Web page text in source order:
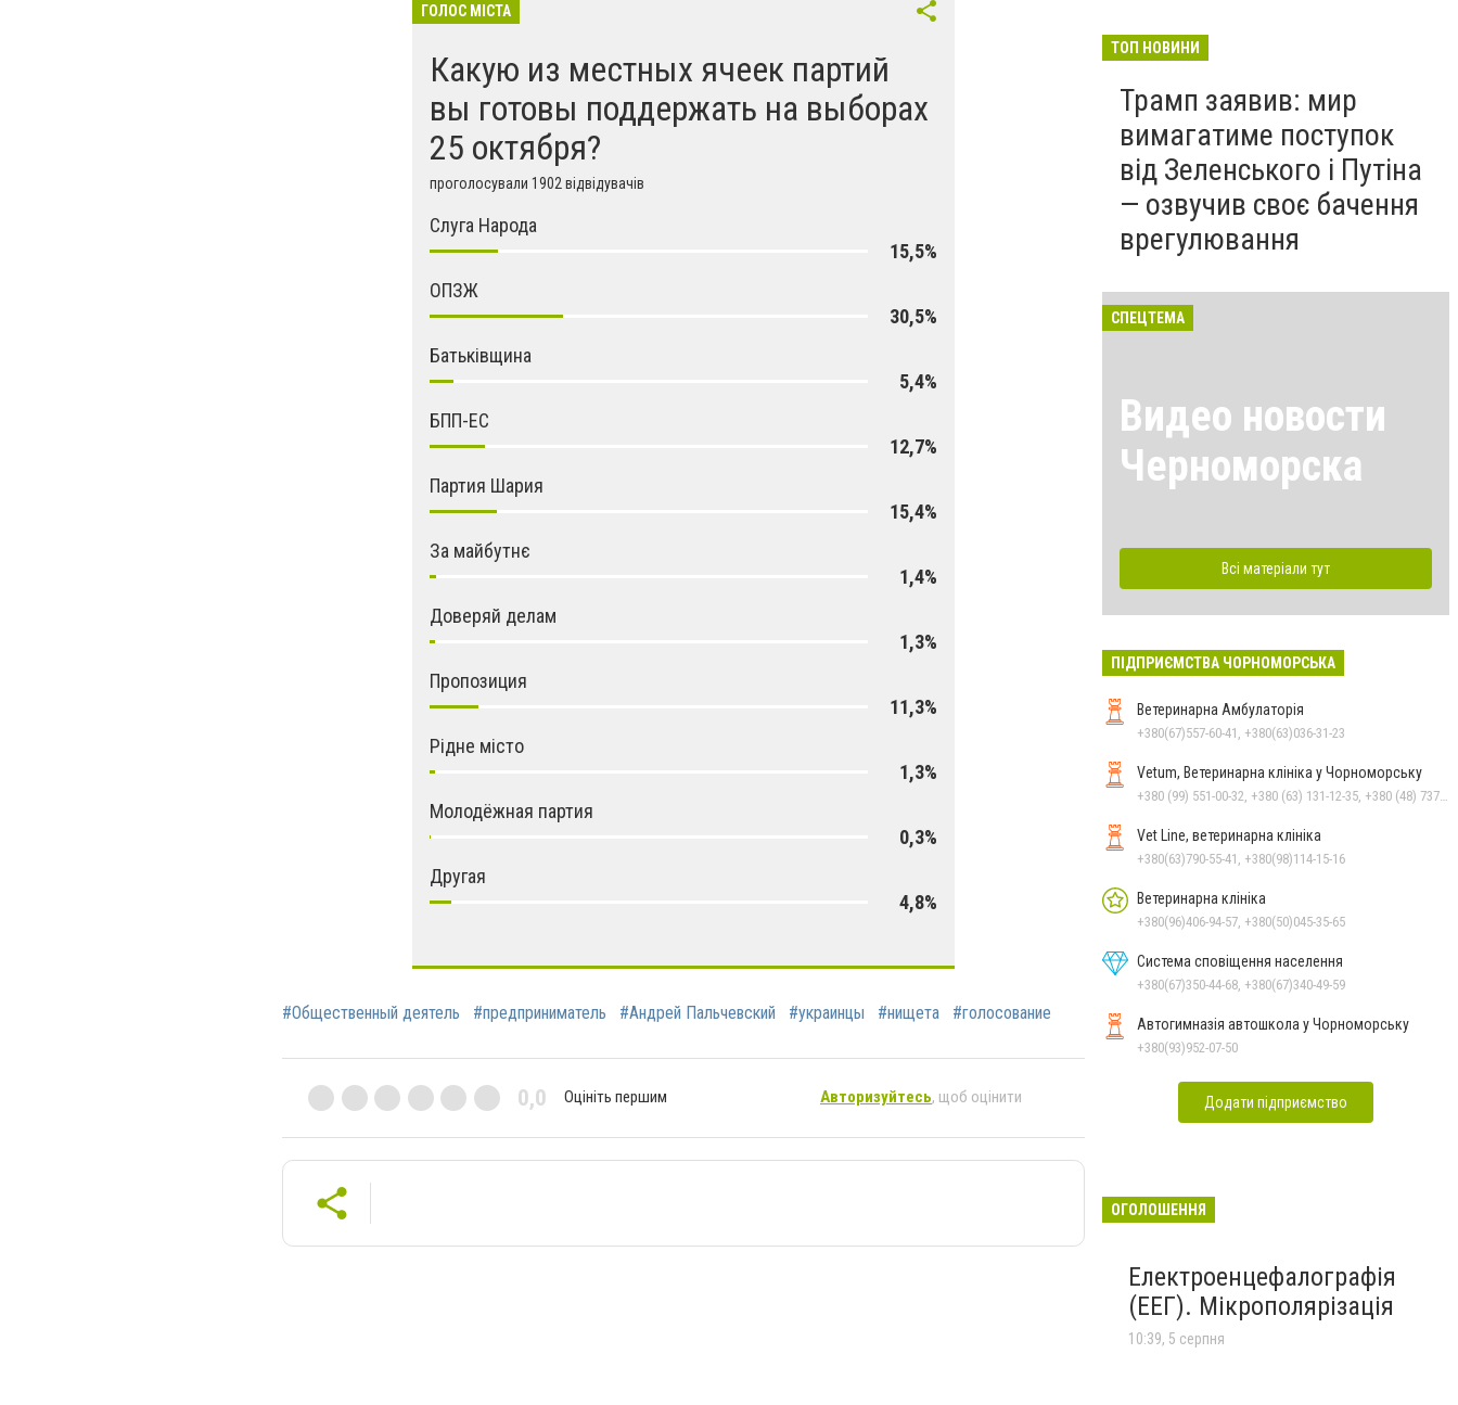
ГОЛОС МІСТА
Какую из местных ячеек партий
вы готовы поддержать на выборах
25 октября?
проголосували 1902 відвідувачів
Слуга Народа
15,5%
ОПЗЖ
30,5%
Батьківщина
5,4%
БПП-ЕС
12,7%
Партия Шария
15,4%
За майбутнє
1,4%
Доверяй делам
1,3%
Пропозиция
11,3%
Рідне місто
1,3%
Молодёжная партия
0,3%
Другая
4,8%
#Общественный деятель #предприниматель #Андрей Пальчевский #украинцы #нищета #голосование
0,0 Оцініть першим Авторизуйтесь, щоб оцінити
ТОП НОВИНИ
Трамп заявив: мир
вимагатиме поступок
від Зеленського і Путіна
— озвучив своє бачення
врегулювання
СПЕЦТЕМА
Видео новости
Черноморска
Всі матеріали тут
ПІДПРИЄМСТВА ЧОРНОМОРСЬКА
Ветеринарна Амбулаторія
+380(67)557-60-41, +380(63)036-31-23
Vetum, Ветеринарна клініка у Чорноморську
Vet Line, ветеринарна клініка
+380(63)790-55-41, +380(98)114-15-16
Ветеринарна клініка
+380(96)406-94-57, +380(50)045-35-65
Система сповіщення населення
+380(67)350-44-68, +380(67)340-49-59
Автогимназія автошкола у Чорноморську
+380(93)952-07-50
Додати підприємство
ОГОЛОШЕННЯ
Електроенцефалографія
(ЕЕГ). Мікрополярізація
10:39, 5 серпня